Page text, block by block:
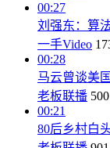
00:27
刘强东：算
一手Video
00:28
马云曾谈美
老板联播 500
00:21
80后乡村白